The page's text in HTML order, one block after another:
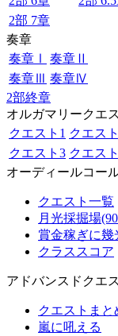
2部 7章
奏章
奏章Ⅰ
奏章Ⅱ
奏章Ⅲ 奏章Ⅳ
2部終章
オルガマリークエ
クエスト1 クエス
クエスト3 クエス
オーディールコー
クエスト一覧
月光採掘場
賞金稼ぎに幾
クラススコア
アドバンスドクエ
クエストまと
嵐に吼える